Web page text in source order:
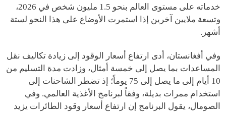
خدماته على مستوى العالم بنحو 1.5 مليون شخص في 2026،
وتسعة ملايين آخرين إذا استمرت الأوضاع على هذا النحو لستة
أشهر.
وفي أفغانستان، أدى ارتفاع أسعار الوقود إلى زيادة تكاليف نقل
المساعدات بما يصل إلى خمسة أمثال، وزادت مدة التسليم من
10 أيام إلى ما يصل إلى 75 يوماً؛ إذ تضطر الشاحنات إلى
استخدام ممرات بديلة، وفقاً لبرنامج الأغذية العالمي. وفي
الصومال، يقول البرنامج إن ارتفاع أسعار وقود الطائرات يزيد